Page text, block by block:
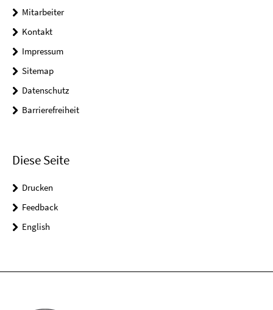
Mitarbeiter
Kontakt
Impressum
Sitemap
Datenschutz
Barrierefreiheit
Diese Seite
Drucken
Feedback
English